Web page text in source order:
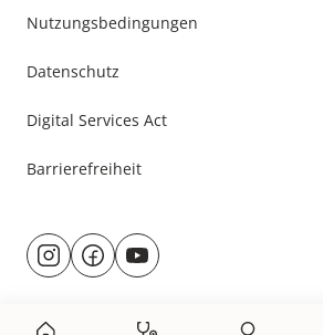
Nutzungsbedingungen
Datenschutz
Digital Services Act
Barrierefreiheit
Besuche
uns@rund.ums.baby
facebook.com/rundumsbaby.de
youtube.com/